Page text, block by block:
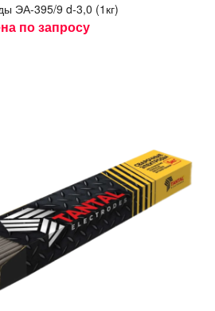
ЭА-395/9 d-3,0 (1кг)
по запросу